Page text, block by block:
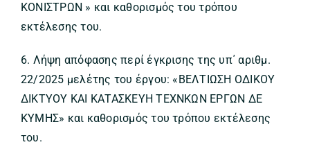
ΚΟΝΙΣΤΡΩΝ » και καθορισμός του τρόπου
εκτέλεσης του.
6. Λήψη απόφασης περί έγκρισης της υπ΄ αριθμ.
22/2025 μελέτης του έργου: «ΒΕΛΤΙΩΣΗ ΟΔΙΚΟΥ
ΔΙΚΤΥΟΥ ΚΑΙ ΚΑΤΑΣΚΕΥΗ ΤΕΧΝΚΩΝ ΕΡΓΩΝ ΔΕ
ΚΥΜΗΣ» και καθορισμός του τρόπου εκτέλεσης
του.